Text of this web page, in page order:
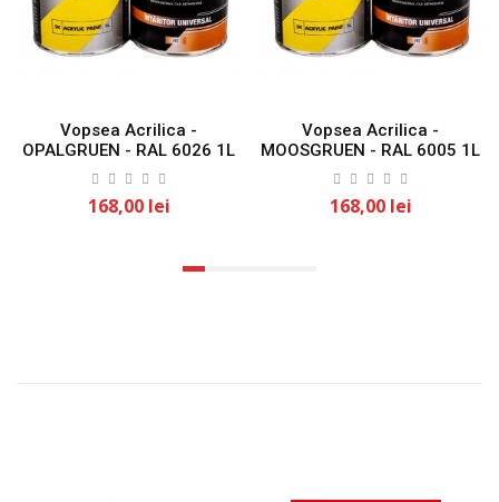
Vopsea Acrilica -
OPALGRUEN - RAL 6026 1L
KLASS
168,00 lei
Vopsea Acrilica -
MOOSGRUEN - RAL 6005 1L
KLASS
168,00 lei